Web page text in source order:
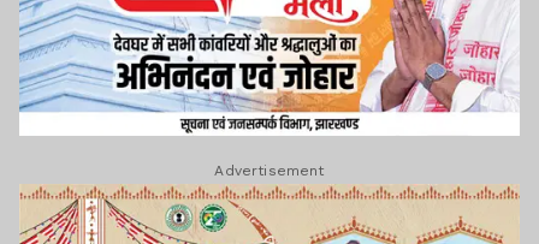
Advertisement